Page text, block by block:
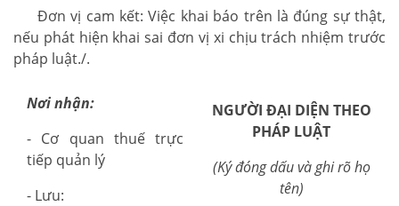
Đơn vị cam kết: Việc khai báo trên là đúng sự thật,
nếu phát hiện khai sai đơn vị xi chịu trách nhiệm trước
pháp luật./.
Nơi nhận:
- Cơ quan thuế trực
tiếp quản lý
- Lưu:
NGƯỜI ĐẠI DIỆN THEO
PHÁP LUẬT
(Ký đóng dấu và ghi rõ họ
tên)